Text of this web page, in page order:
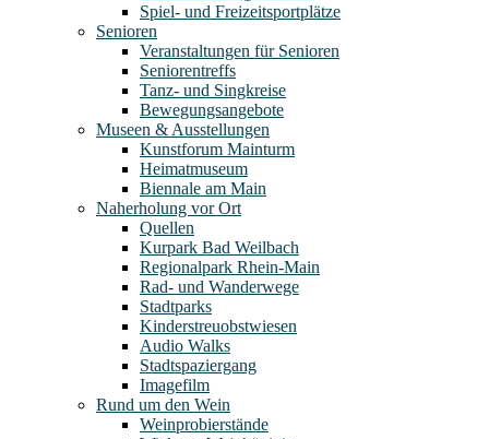
Spiel- und Freizeitsportplätze
Senioren
Veranstaltungen für Senioren
Seniorentreffs
Tanz- und Singkreise
Bewegungsangebote
Museen & Ausstellungen
Kunstforum Mainturm
Heimatmuseum
Biennale am Main
Naherholung vor Ort
Quellen
Kurpark Bad Weilbach
Regionalpark Rhein-Main
Rad- und Wanderwege
Stadtparks
Kinderstreuobstwiesen
Audio Walks
Stadtspaziergang
Imagefilm
Rund um den Wein
Weinprobierstände